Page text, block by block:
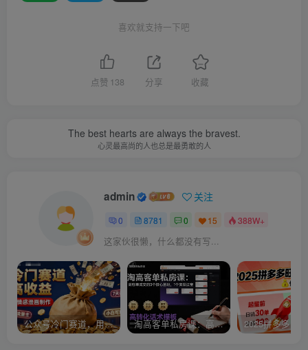
喜欢就支持一下吧
点赞 138 分享 收藏
The best hearts are always the bravest.
心灵最高尚的人也总是最勇敢的人
admin 关注
0 8781 0 15 388W+
这家伙很懒，什么都没有写...
公众号冷门赛道，用AI做情感漫画，7天开通流量主，操作简单，小白可玩 淘高客单私房课：高客单成交的3个核心基础，1个实操法宝